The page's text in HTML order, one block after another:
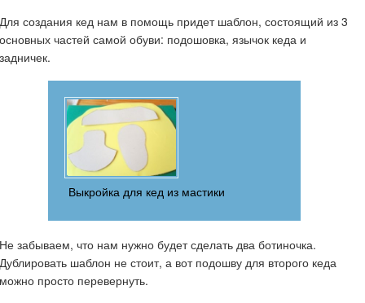
Для создания кед нам в помощь придет шаблон, состоящий из 3
основных частей самой обуви: подошовка, язычок кеда и
задничек.
Выкройка для кед из мастики
Не забываем, что нам нужно будет сделать два ботиночка.
Дублировать шаблон не стоит, а вот подошву для второго кеда
можно просто перевернуть.